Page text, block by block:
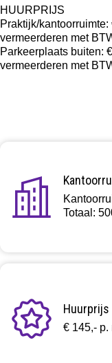
HUURPRIJS
Praktijk/kantoorruimte:
vermeerderen met
Parkeerplaats buiten:
vermeerderen met
Totaal:
Huurprijs
€ 145,- p.